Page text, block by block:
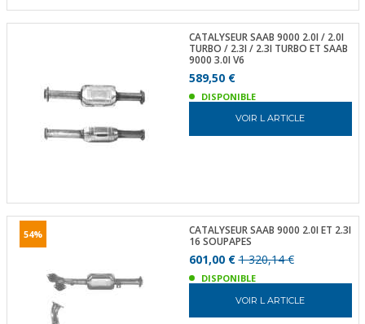
CATALYSEUR SAAB 9000 2.0I / 2.0I
TURBO / 2.3I / 2.3I TURBO ET SAAB
9000 3.0I V6
589,50 €
DISPONIBLE
VOIR L ARTICLE
54%
CATALYSEUR SAAB 9000 2.0I ET 2.3I
16 SOUPAPES
601,00 €1 320,14 €
DISPONIBLE
VOIR L ARTICLE